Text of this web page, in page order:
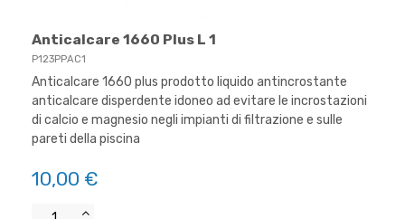
Anticalcare 1660 Plus L 1
P123PPAC1
Anticalcare 1660 plus prodotto liquido antincrostante
anticalcare disperdente idoneo ad evitare le incrostazioni
di calcio e magnesio negli impianti di filtrazione e sulle
pareti della piscina
10,00 €